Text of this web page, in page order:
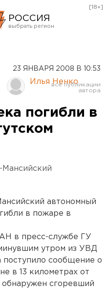
РОССИЯ
Курган
Оренбург
[18+]
23 ЯНВАРЯ 2008 В 10:53
Илья Ненко
погибли в
Мансийский
автономный
в пожаре в
в пресс-службе ГУ
утром из УВД
поступило сообщение о
в 13 километрах от
сгоревший